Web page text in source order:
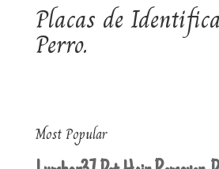
Placas de
Perro.
Most Popular